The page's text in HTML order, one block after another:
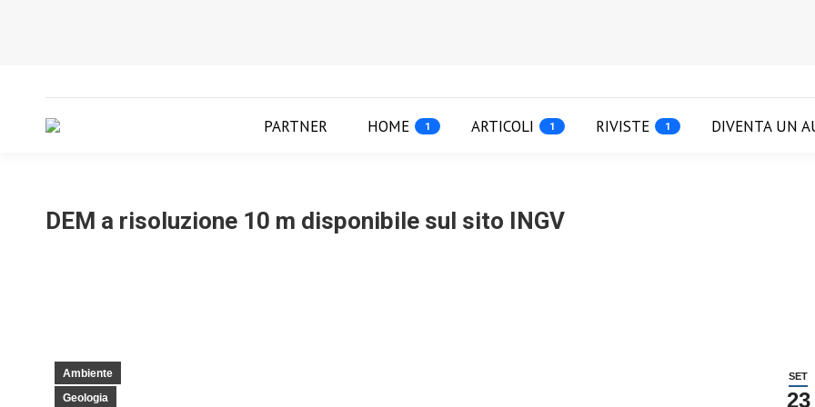
PARTNER HOME 1 ARTICOLI 1 RIVISTE 1 DIVENTA UN
DEM a risoluzione 10 m disponibile sul sito INGV
SET
23
Ambiente
Geologia